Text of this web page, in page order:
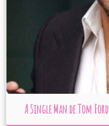
A Single Man de Tom Ford